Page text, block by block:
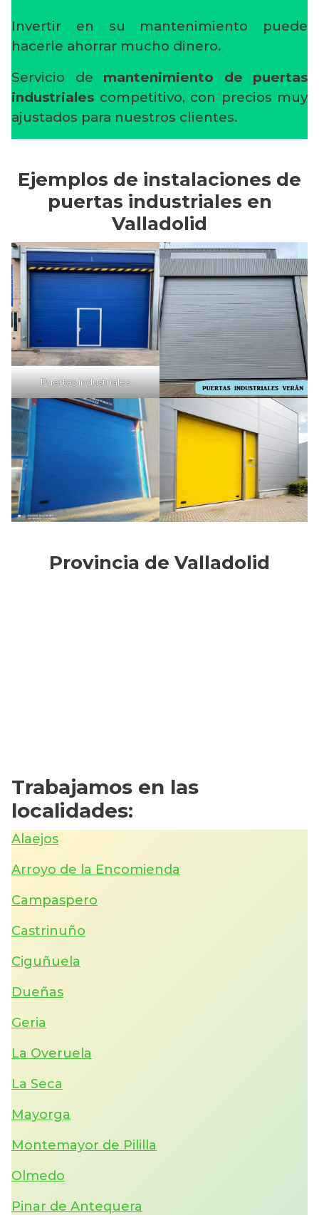
Invertir en su mantenimiento puede
hacerle ahorrar mucho dinero.
Servicio de mantenimiento de puertas
industriales competitivo, con precios muy
ajustados para nuestros clientes.
Ejemplos de instalaciones de
puertas industriales en
Valladolid
Puertas industriales
Provincia de Valladolid
Trabajamos en las
localidades:
Alaejos
Arroyo de la Encomienda
Campaspero
Castrinuño
Ciguñuela
Dueñas
Geria
La Overuela
La Seca
Mayorga
Montemayor de Pililla
Olmedo
Pinar de Antequera